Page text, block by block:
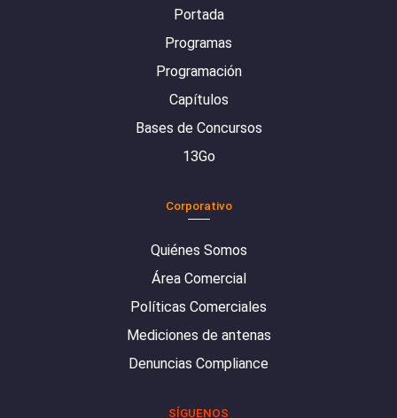
Portada
Programas
Programación
Capítulos
Bases de Concursos
13Go
Corporativo
Quiénes Somos
Área Comercial
Políticas Comerciales
Mediciones de antenas
Denuncias Compliance
SÍGUENOS